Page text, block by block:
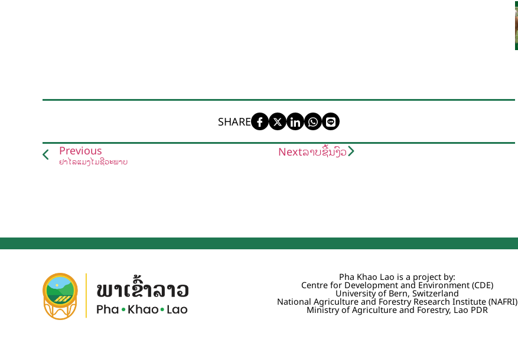
SHARE
Previous
ຢາໄລ່ແມງໄມ້ຊີວະພາບ
Nextລາບຊີ້ນງົວ
Pha Khao Lao is a project by:
Centre for Development and Environment (CDE)
University of Bern, Switzerland
National Agriculture and Forestry Research Institute (NAFRI)
Ministry of Agriculture and Forestry, Lao PDR